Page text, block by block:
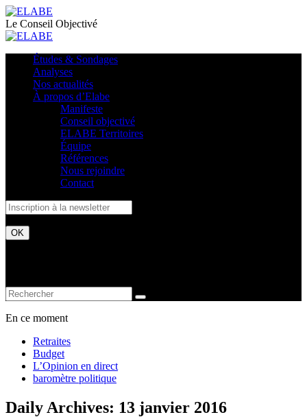
Le Conseil Objectivé
Études & Sondages
Analyses
Nos actualités
À propos d’Elabe
Manifeste
Conseil objectivé
ELABE Territoires
Équipe
Références
Nous rejoindre
Contact
En ce moment
Retraites
Budget
L’Opinion en direct
baromètre politique
Daily Archives: 13 janvier 2016